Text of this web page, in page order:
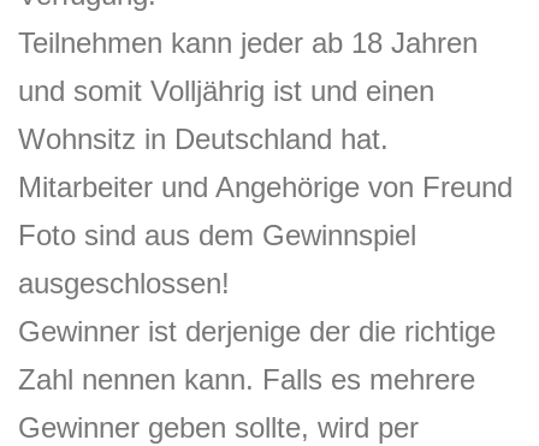
Teilnehmen kann jeder ab 18 Jahren
und somit Volljährig ist und einen
Wohnsitz in Deutschland hat.
Mitarbeiter und Angehörige von Freund
Foto sind aus dem Gewinnspiel
ausgeschlossen!
Gewinner ist derjenige der die richtige
Zahl nennen kann. Falls es mehrere
Gewinner geben sollte, wird per